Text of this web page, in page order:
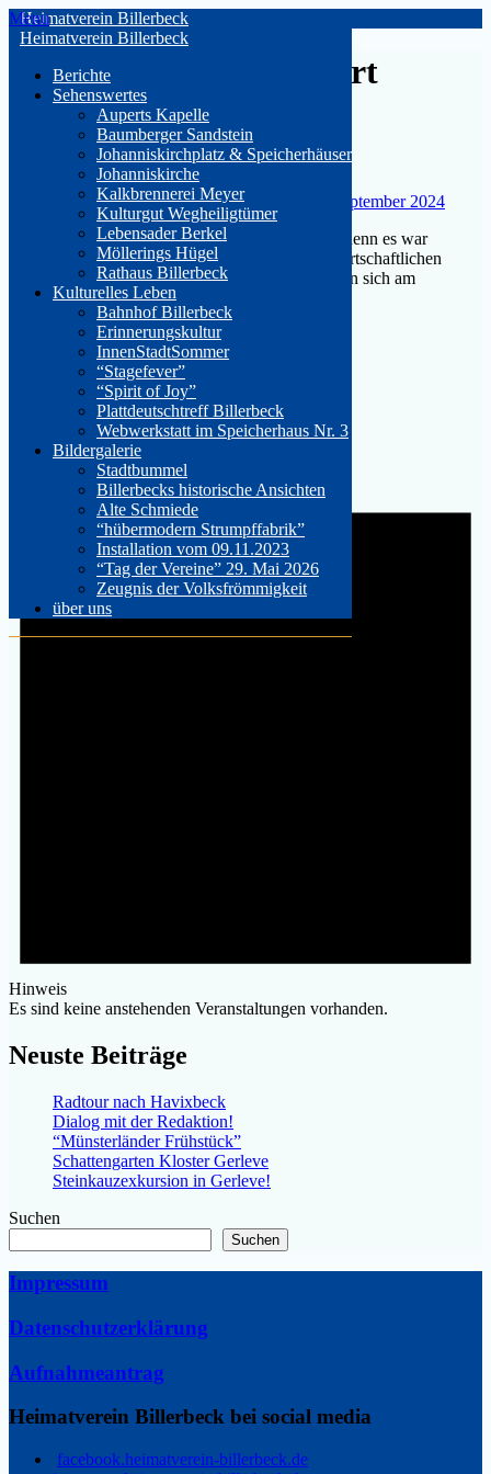
Skip
to
Menu
Heimatverein Billerbeck
Berichte
Sehenswertes
Auperts Kapelle
Baumberger Sandstein
Johanniskirchplatz & Speicherhäuser
Johanniskirche
Kalkbrennerei Meyer
Kulturgut Wegheiligtümer
Lebensader Berkel
Möllerings Hügel
Rathaus Billerbeck
Kulturelles Leben
Bahnhof Billerbeck
Erinnerungskultur
InnenStadtSommer
“Stagefever”
“Spirit of Joy”
Plattdeutschtreff Billerbeck
Webwerkstatt im Speicherhaus Nr. 3
Bildergalerie
Stadtbummel
Billerbecks historische Ansichten
Alte Schmiede
“hübermodern Strumpffabrik”
Installation vom 09.11.2023
“Tag der Vereine” 29. Mai 2026
Zeugnis der Volksfrömmigkeit
über uns
Heimatverein Billerbeck
Schlagwort: Hof Reinert
Führung Hof Reinert (11.7.2024)
By HeimatvereinBillerbeck on 16. Juli 2024
4. September 2024
Der 100- jährige Kalender hatte Recht behalten, denn es war
herrliches Wetter für die Führung auf dem landwirtschaftlichen
Betrieb der Familie Reinert in Hamern. Dort trafen sich am
Donnerstag (11.7),…
Continue reading
Anstehende Veranstaltungen
Hinweis
Es sind keine anstehenden Veranstaltungen vorhanden.
Neuste Beiträge
Radtour nach Havixbeck
Dialog mit der Redaktion!
“Münsterländer Frühstück”
Schattengarten Kloster Gerleve
Steinkauzexkursion in Gerleve!
Suchen
Suchen
Impressum
Datenschutzerklärung
Aufnahmeantrag
Heimatverein Billerbeck bei social media
facebook.heimatverein-billerbeck.de